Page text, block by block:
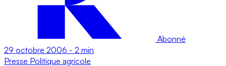
Abonné
29 octobre 2006 - 2 min
Presse Politique agricole